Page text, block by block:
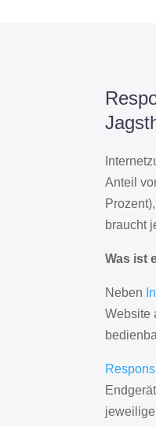
Anteil
braucht
Was ist
Neben
Website